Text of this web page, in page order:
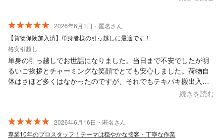
た！
2026年6月1日・匿名さん
【貨物保険加入済】単身者様の引っ越しに最適です！
格安引越し
単身の引っ越しでお世話になりました。当日まで不安でしたが明
るいご挨拶とチャーミングな笑顔でとても安心しました。荷物自
体はさほど多くはなかったのですが、それでもテキパキ搬出入し
ていただき、スムーズな引越しができたので、こちらにお願いし
ったので、とてもありがたかったです。次があったら是非またお
願いしたいと思いました。
続きを読む
2026年6月16日・匿名さん
専業10年のプロスタッフ！テーマは穏やかな接客・丁寧な作業